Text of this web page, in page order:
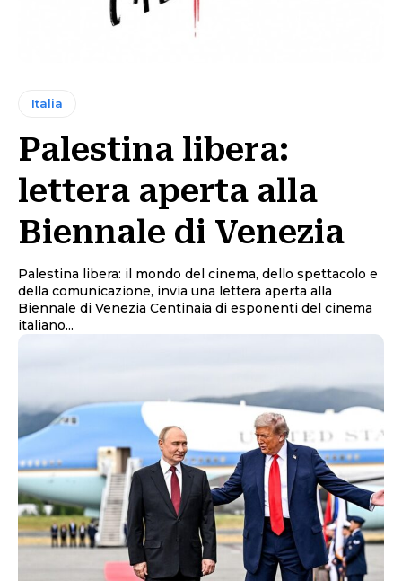
Italia
Palestina libera:
lettera aperta alla
Biennale di Venezia
Palestina libera: il mondo del cinema, dello spettacolo e
della comunicazione, invia una lettera aperta alla
Biennale di Venezia Centinaia di esponenti del cinema
italiano...